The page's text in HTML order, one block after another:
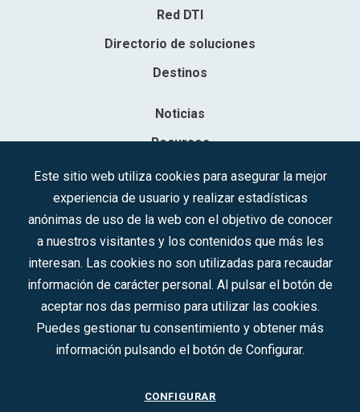
Red DTI
Directorio de soluciones
Destinos
Noticias
Recursos
Contacto
Sociedad Mercantil Estatal para la Gestión de la Innovación y las
C.I.F.: A-81/874.984
Síguenos en redes sociales:
CONTACTO
Este sitio web utiliza cookies para asegurar la mejor
experiencia de usuario y realizar estadísticas
anónimas de uso de la web con el objetivo de conocer
a nuestros visitantes y los contenidos que más les
interesan. Las cookies no son utilizadas para recaudar
información de carácter personal. Al pulsar el botón de
aceptar nos das permiso para utilizar las cookies.
Puedes gestionar tu consentimiento y obtener más
información pulsando el botón de Configurar.
CONFIGURAR